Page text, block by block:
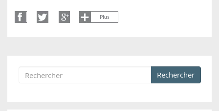
Formulaire de recherche
Rechercher